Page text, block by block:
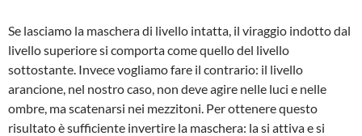
Se lasciamo la maschera di livello intatta, il viraggio indotto dal
livello superiore si comporta come quello del livello
sottostante. Invece vogliamo fare il contrario: il livello
arancione, nel nostro caso, non deve agire nelle luci e nelle
ombre, ma scatenarsi nei mezzitoni. Per ottenere questo
risultato è sufficiente invertire la maschera: la si attiva e si